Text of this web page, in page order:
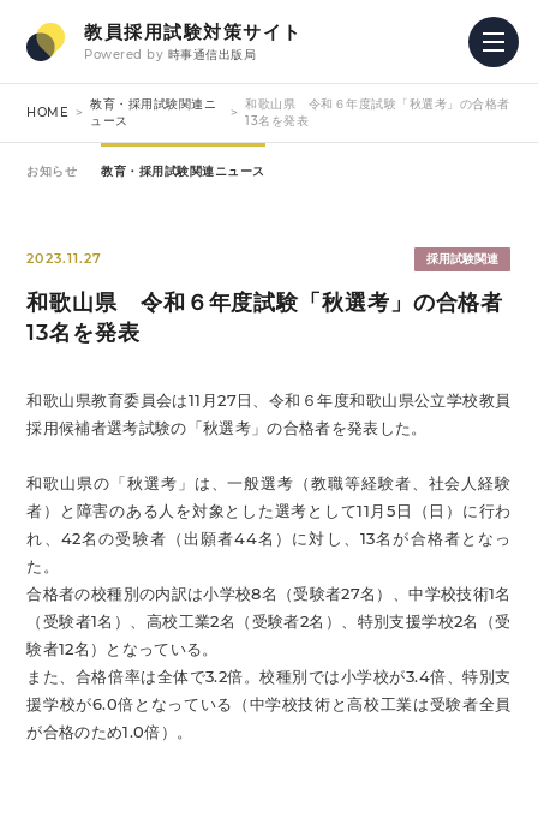
教員採用試験対策サイト
Powered by 時事通信出版局
HOME
教育・採用試験関連ニ
ュース
和歌山県 令和６年度試験「秋選考」の合格者
13名を発表
お知らせ 教育・採用試験関連ニュース
2023.11.27 採用試験関連
和歌山県 令和６年度試験「秋選考」の合格者
13名を発表
和歌山県教育委員会は11月27日、令和６年度和歌山県公立学校教員
採用候補者選考試験の「秋選考」の合格者を発表した。
和歌山県の「秋選考」は、一般選考（教職等経験者、社会人経験
者）と障害のある人を対象とした選考として11月5日（日）に行わ
れ、42名の受験者（出願者44名）に対し、13名が合格者となっ
た。
合格者の校種別の内訳は小学校8名（受験者27名）、中学校技術1名
（受験者1名）、高校工業2名（受験者2名）、特別支援学校2名（受
験者12名）となっている。
また、合格倍率は全体で3.2倍。校種別では小学校が3.4倍、特別支
援学校が6.0倍となっている（中学校技術と高校工業は受験者全員
が合格のため1.0倍）。